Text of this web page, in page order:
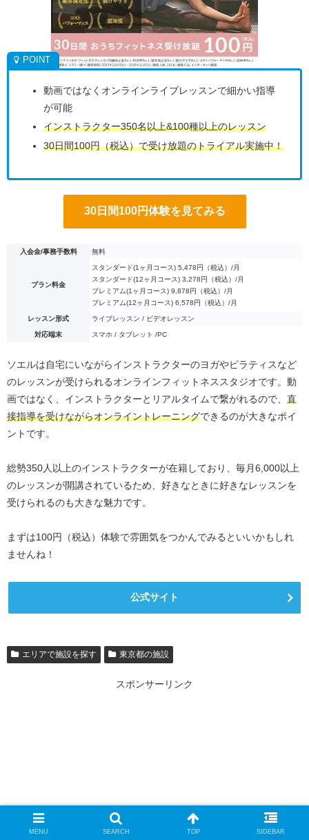
動画ではなくオンラインライブレッスンで細かい指導
が可能
インストラクター350名以上&100種以上のレッスン
30日間100円（税込）で受け放題のトライアル実施中！
30日間100円体験を見てみる
入会金/事務手数料 無料
プラン料金
スタンダード(1ヶ月コース) 5,478円（税込）/月
スタンダード(12ヶ月コース) 3,278円（税込）/月
プレミアム(1ヶ月コース) 9,878円（税込）/月
プレミアム(12ヶ月コース) 6,578円（税込）/月
レッスン形式 ライブレッスン / ビデオレッスン
対応端末 スマホ / タブレット /PC
ソエルは自宅にいながらインストラクターのヨガやピラティスなど
のレッスンが受けられるオンラインフィットネススタジオです。動
画ではなく、インストラクターとリアルタイムで繋がれるので、 直
接指導を受けながらオンライントレーニングできるのが大きなポイ
ントです。
総勢350人以上のインストラクターが在籍しており、毎月6,000以上
のレッスンが開講されているため、好きなときに好きなレッスンを
受けられるのも大きな魅力です。
まずは100円（税込）体験で雰囲気をつかんでみるといいかもしれ
ませんね！
公式サイト
エリアで施設を探す 東京都の施設
スポンサーリンク
MENU SEARCH TOP SIDEBAR